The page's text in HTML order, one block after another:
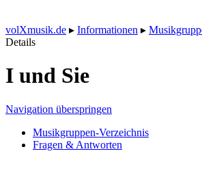
volXmusik.de ▸ Informationen ▸
Details
I und Sie
Navigation überspringen
Musikgruppen-Verzeichnis
Fragen & Antworten